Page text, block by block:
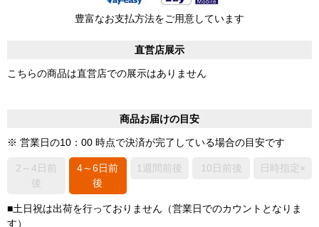
豊富なお支払方法をご用意しています
直営店展示
こちらの商品は直営店での展示はありません
商品お届けの目安
※ 営業日の10：00 時点で決済が完了している場合の目安です
2～4日前
後
4～6日前
後
1週間前後 10日前後 日時指定×
■土日祝は出荷を行っておりません（営業日でのカウントとなりま
す）